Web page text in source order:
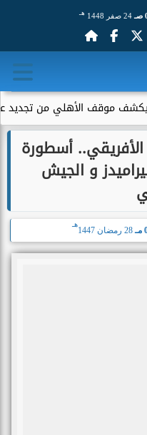
24 صفر 1448 هـ
الأهلي من تجديد عقود
أسطورة
و الجيش
28 رمضان 1447
هـ